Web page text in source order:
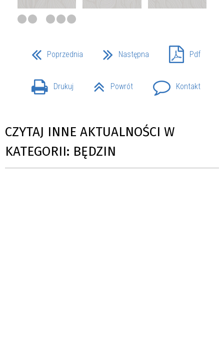
Poprzednia Następna Pdf
Drukuj Powrót Kontakt
CZYTAJ INNE AKTUALNOŚCI W
KATEGORII: BĘDZIN